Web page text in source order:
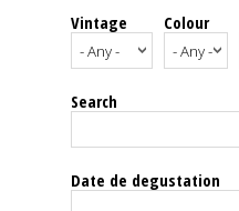
Spirits
Tasting
reviews
The
Vintage Colour
Search
Date de degustation